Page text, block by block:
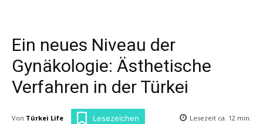
Ein neues Niveau der
Gynäkologie: Ästhetische
Verfahren in der Türkei
Von Türkei Life Lesezeichen Lesezeit ca. 12 min.